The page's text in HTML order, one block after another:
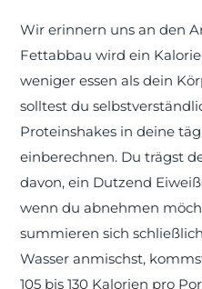
Wir erinnern uns an den
Fettabbau wird ein
weniger essen als dein
solltest du
Proteinshakes in deine
einberechnen. Du trägst
davon, ein Dutzend
wenn du abnehmen
summieren sich
Wasser anmischst,
105 bis 130 Kalorien pro